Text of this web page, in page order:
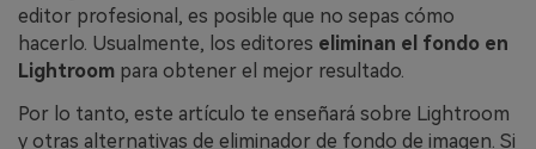
editor profesional, es posible que no sepas cómo
hacerlo. Usualmente, los editores eliminan el fondo en
Lightroom para obtener el mejor resultado.
Por lo tanto, este artículo te enseñará sobre Lightroom
y otras alternativas de eliminador de fondo de imagen. Si